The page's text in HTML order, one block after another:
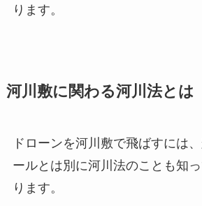
ります。
河川敷に関わる河川法とは
ドローンを河川敷で飛ばすには
ールとは別に河川法のことも知
ります。